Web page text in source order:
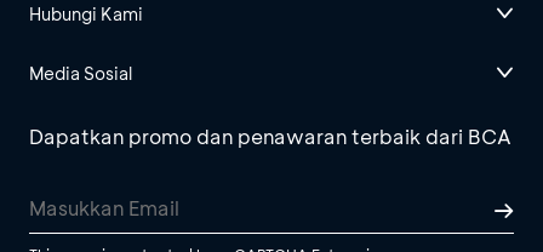
Hubungi Kami
Media Sosial
Dapatkan promo dan penawaran terbaik dari BCA